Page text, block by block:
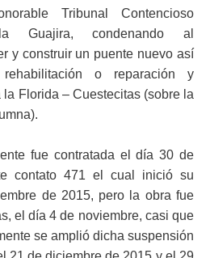
Tribunal Contencioso
Guajira, condenando al
y construir un puente nuevo así
o reparación y
Florida – Cuestecitas (sobre la
fue contratada el día 30 de
contato 471 el cual inició su
de 2015, pero la obra fue
‪el día 4 de noviembre‬, casi que
se amplió dicha suspensión